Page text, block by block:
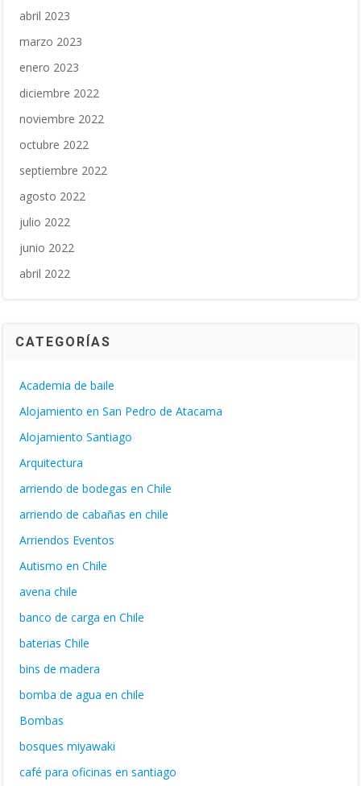
abril 2023
marzo 2023
enero 2023
diciembre 2022
noviembre 2022
octubre 2022
septiembre 2022
agosto 2022
julio 2022
junio 2022
abril 2022
CATEGORÍAS
Academia de baile
Alojamiento en San Pedro de Atacama
Alojamiento Santiago
Arquitectura
arriendo de bodegas en Chile
arriendo de cabañas en chile
Arriendos Eventos
Autismo en Chile
avena chile
banco de carga en Chile
baterias Chile
bins de madera
bomba de agua en chile
Bombas
bosques miyawaki
café para oficinas en santiago